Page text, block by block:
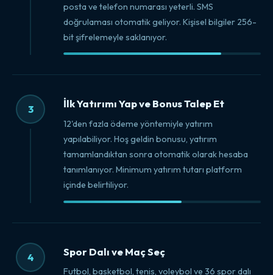
posta ve telefon numarası yeterli. SMS
doğrulaması otomatik geliyor. Kişisel bilgiler 256-
bit şifrelemeyle saklanıyor.
3 İlk Yatırımı Yap ve Bonus Talep Et
12'den fazla ödeme yöntemiyle yatırım
yapılabiliyor. Hoş geldin bonusu, yatırım
tamamlandıktan sonra otomatik olarak hesaba
tanımlanıyor. Minimum yatırım tutarı platform
içinde belirtiliyor.
4 Spor Dalı ve Maç Seç
Futbol, basketbol, tenis, voleybol ve 36 spor dalı